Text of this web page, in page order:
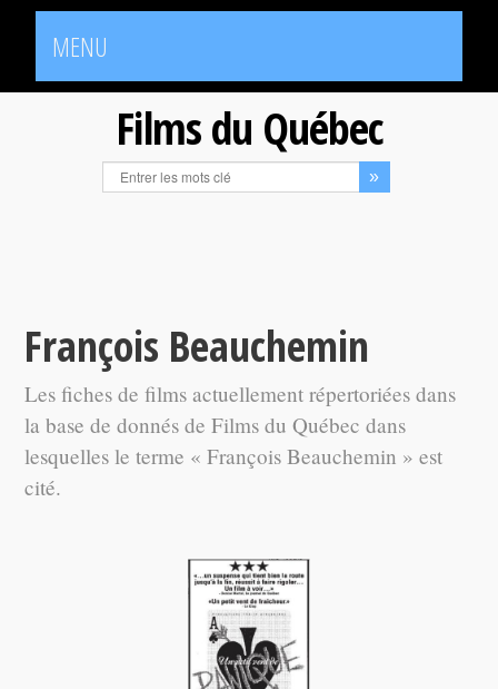
MENU
Films du Québec
François Beauchemin
Les fiches de films actuellement répertoriées dans
la base de donnés de Films du Québec dans
lesquelles le terme « François Beauchemin » est
cité.